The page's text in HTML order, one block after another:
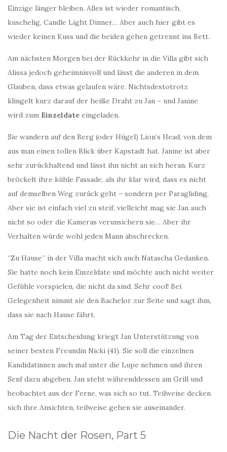
Einzige länger bleiben. Alles ist wieder romantisch,
kuschelig, Candle Light Dinner… Aber auch hier gibt es
wieder keinen Kuss und die beiden gehen getrennt ins Bett.
Am nächsten Morgen bei der Rückkehr in die Villa gibt sich
Alissa jedoch geheimnisvoll und lässt die anderen in dem
Glauben, dass etwas gelaufen wäre. Nichtsdestotrotz
klingelt kurz darauf der heiße Draht zu Jan – und Janine
wird zum Einzeldate eingeladen.
Sie wandern auf den Berg (oder Hügel) Lion’s Head, von dem
aus man einen tollen Blick über Kapstadt hat. Janine ist aber
sehr zurückhaltend und lässt ihn nicht an sich heran. Kurz
bröckelt ihre kühle Fassade, als ihr klar wird, dass es nicht
auf demselben Weg zurück geht – sondern per Paragliding.
Aber sie ist einfach viel zu steif, vielleicht mag sie Jan auch
nicht so oder die Kameras verunsichern sie… Aber ihr
Verhalten würde wohl jeden Mann abschrecken.
“Zu Hause” in der Villa macht sich auch Natascha Gedanken.
Sie hatte noch kein Einzeldate und möchte auch nicht weiter
Gefühle vorspielen, die nicht da sind. Sehr cool! Bei
Gelegenheit nimmt sie den Bachelor zur Seite und sagt ihm,
dass sie nach Hause fährt.
Am Tag der Entscheidung kriegt Jan Unterstützung von
seiner besten Freundin Nicki (41). Sie soll die einzelnen
Kandidatinnen auch mal unter die Lupe nehmen und ihren
Senf dazu abgeben. Jan steht währenddessen am Grill und
beobachtet aus der Ferne, was sich so tut. Teilweise decken
sich ihre Ansichten, teilweise gehen sie auseinander.
Die Nacht der Rosen, Part 5